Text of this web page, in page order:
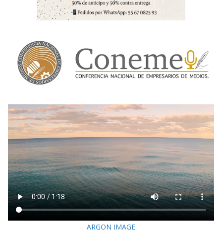
ARGON IMAGE